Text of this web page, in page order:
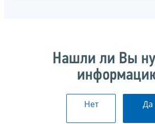
Нашли ли Вы
Нет Да